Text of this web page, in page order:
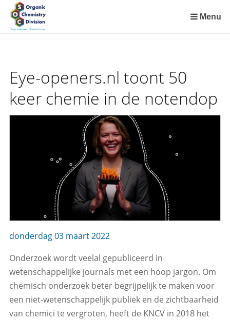
links
over
inhoud
naar
het
Menu
Eye-openers.nl toont 50
keer chemie in de notendop
donderdag 03 maart 2022
Onderzoek wordt veelal gepubliceerd in
wetenschappelijke journals met een hoop jargon. Om
chemisch onderzoek beter begrijpelijk te maken voor
een niet-wetenschappelijk publiek en de zichtbaarheid
van chemici te vergroten, heeft de KNCV in 2018 het